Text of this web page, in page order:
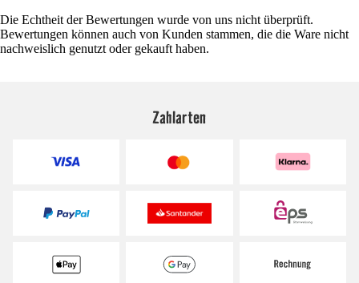
Die Echtheit der Bewertungen wurde von uns nicht überprüft.
Bewertungen können auch von Kunden stammen, die die Ware nicht
nachweislich genutzt oder gekauft haben.
Zahlarten